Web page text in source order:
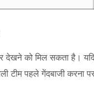
को मिल सकता है। यदि
टीम पहले गेंदबाजी